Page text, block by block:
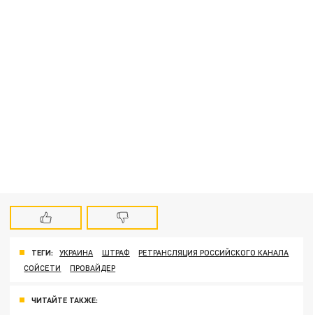
ТЕГИ: УКРАИНА ШТРАФ
РЕТРАНСЛЯЦИЯ РОССИЙСКОГО КАНАЛА
СОЙСЕТИ
ПРОВАЙДЕР
ЧИТАЙТЕ ТАКЖЕ: